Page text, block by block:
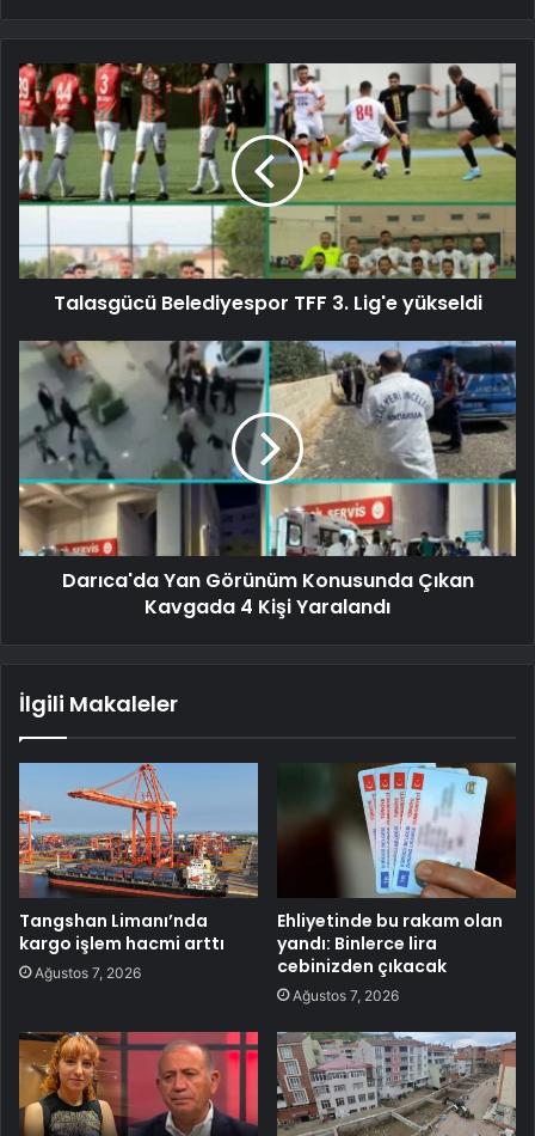
Talasgücü Belediyespor TFF 3. Lig'e yükseldi
Darıca'da Yan Görünüm Konusunda Çıkan
Kavgada 4 Kişi Yaralandı
İlgili Makaleler
Tangshan Limanı’nda
kargo işlem hacmi arttı
Ağustos 7, 2026
Ehliyetinde bu rakam olan
yandı: Binlerce lira
cebinizden çıkacak
Ağustos 7, 2026